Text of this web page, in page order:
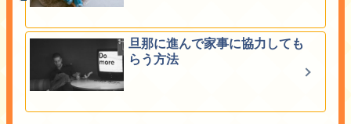
旦那に進んで家事に協力しても
らう方法